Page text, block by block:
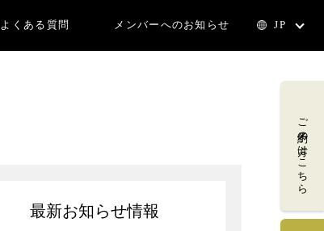
よくある質問 メンバーへのお知らせ JP
ご予約の方はこちら
最新お知らせ情報